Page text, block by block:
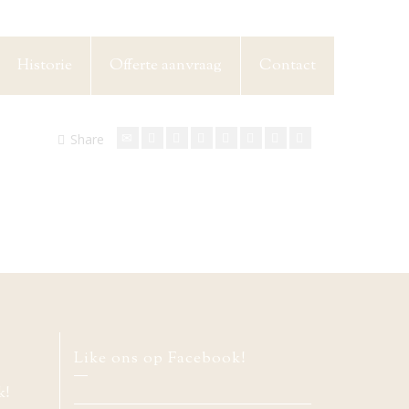
Historie Offerte aanvraag Contact
Share
Like ons op Facebook!